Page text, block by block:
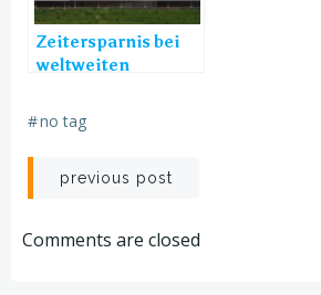
Zeitersparnis bei
weltweiten
#no tag
Post
navigation
previous post
Comments are closed